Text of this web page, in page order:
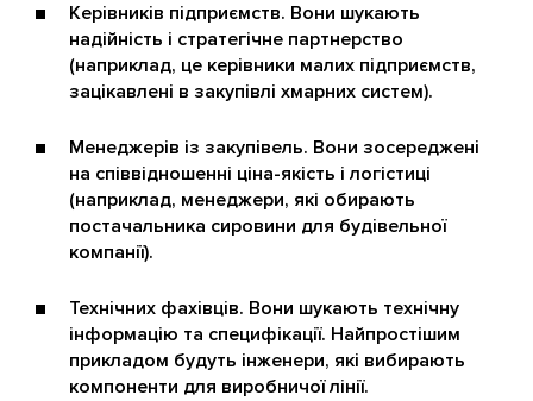
Керівників підприємств. Вони шукають
надійність і стратегічне партнерство
(наприклад, це керівники малих підприємств,
зацікавлені в закупівлі хмарних систем).
Менеджерів із закупівель. Вони зосереджені
на співвідношенні ціна-якість і логістиці
(наприклад, менеджери, які обирають
постачальника сировини для будівельної
компанії).
Технічних фахівців. Вони шукають технічну
інформацію та специфікації. Найпростішим
прикладом будуть інженери, які вибирають
компоненти для виробничої лінії.